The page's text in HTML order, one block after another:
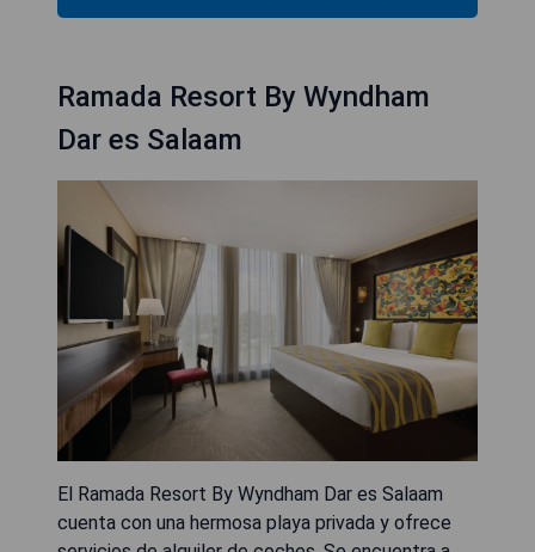
Ramada Resort By Wyndham
Dar es Salaam
El Ramada Resort By Wyndham Dar es Salaam
cuenta con una hermosa playa privada y ofrece